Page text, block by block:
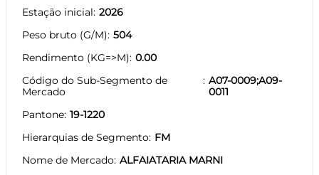
Estação inicial 2026
Peso bruto (G/M) 504
Rendimento (KG=>M) 0.00
Código do Sub-Segmento de
Mercado
A07-0009;A09-
0011
Pantone 19-1220
Hierarquias de Segmento FM
Nome de Mercado ALFAIATARIA MARNI